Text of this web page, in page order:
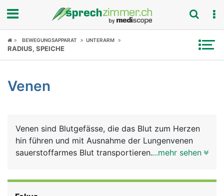
Fokus
Symptome
News
Rubriken
BEWEGUNGSAPPARAT UNTERARM
RADIUS, SPEICHE
Venen
Venen sind Blutgefässe, die das Blut zum Herzen
hin führen und mit Ausnahme der Lungenvenen
sauerstoffarmes Blut transportieren. Der Blutdruck
...mehr sehen